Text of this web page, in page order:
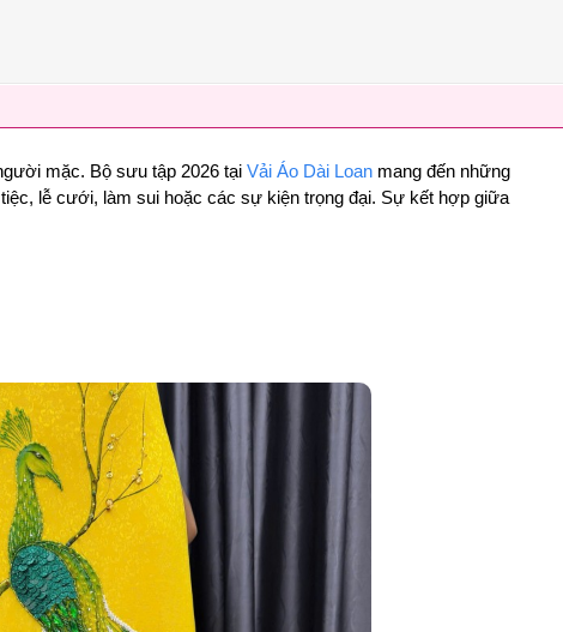
mặc. Bộ sưu tập 2026 tại Vải Áo Dài Loan mang đến những
lễ cưới, làm sui hoặc các sự kiện trọng đại. Sự kết hợp giữa